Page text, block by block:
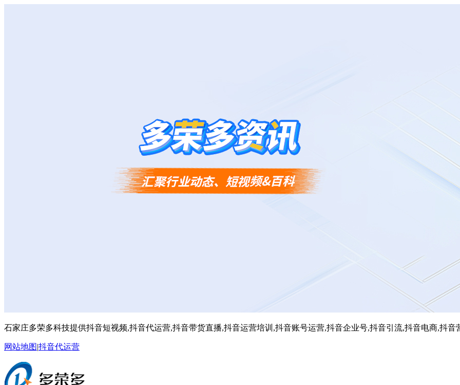
石家庄多荣多科技提供抖音短视频,抖音代运营,抖音带货直播,抖音运营培训,抖音账号运营,抖音企业号,抖音引流,抖音电商,抖音
网站地图|抖音代运营